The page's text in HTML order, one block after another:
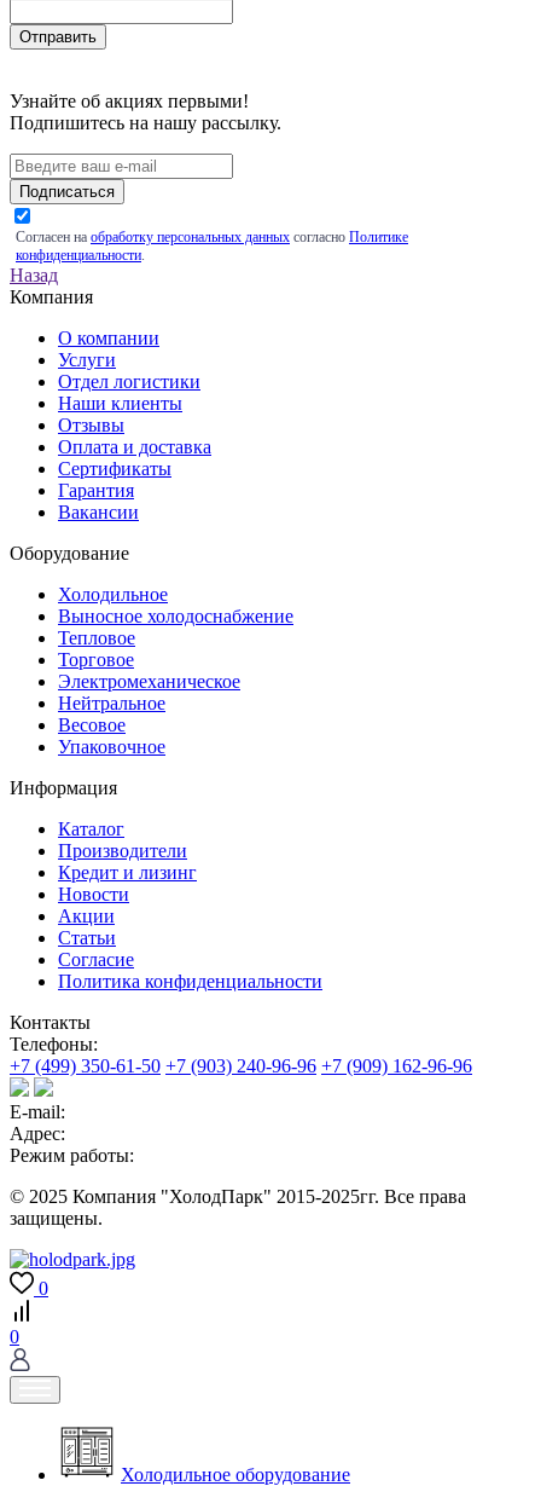
Узнайте об акциях первыми!
Подпишитесь на нашу рассылку.
Подписаться
Согласен на обработку персональных данных согласно Политике
конфиденциальности.
Назад
Компания
О компании
Услуги
Отдел логистики
Наши клиенты
Отзывы
Оплата и доставка
Сертификаты
Гарантия
Вакансии
Оборудование
Холодильное
Выносное холодоснабжение
Тепловое
Торговое
Электромеханическое
Нейтральное
Весовое
Упаковочное
Информация
Каталог
Производители
Кредит и лизинг
Новости
Акции
Статьи
Согласие
Политика конфиденциальности
Контакты
Телефоны:
+7 (499) 350-61-50 +7 (903) 240-96-96 +7 (909) 162-96-96
E-mail:
Адрес:
Режим работы:
© 2025 Компания "ХолодПарк" 2015-2025гг. Все права
защищены.
0
0
Холодильное оборудование